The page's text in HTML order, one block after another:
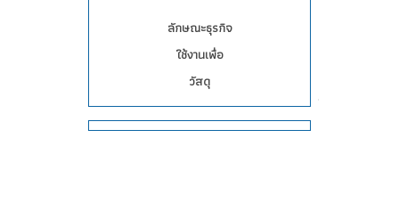
ลักษณะธุรกิจ
ใช้งานเพื่อ
วัสดุ